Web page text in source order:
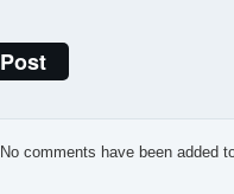
Post
No comments have been added